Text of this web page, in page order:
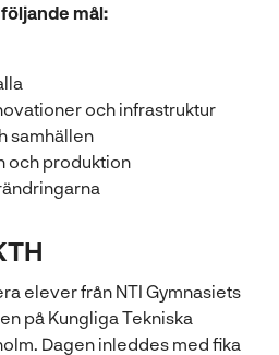
mål:
och infrastruktur
samhällen
och produktion
elever från NTI Gymnasiets
på Kungliga Tekniska
Dagen inleddes med fika